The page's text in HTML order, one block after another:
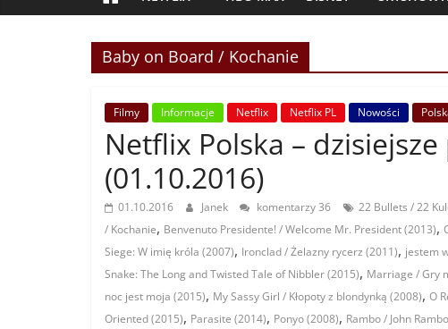
Baby on Board / Kochanie
Filmy Informacje Netflix Netflix PL Nowości
Netflix Polska –
(01.10.2016)
01.10.2016 Janek komentarzy 36 22 Bullets / 22
/ Kochanie, Benvenuto Presidente! / Welcome Mr. President (2013),
Siege: W imię króla (2007), Ironclad / Żelazny rycerz (2011), jestem
Snake: The Long and Twisted Tale of Nibbler (2015), Marriage / Gry
noc jest moja (2015), My Sassy Girl / Kłopoty z blondynką (2008), O
Oriented (2015), Parasite (2014), Ponyo (2008), Rambo / John